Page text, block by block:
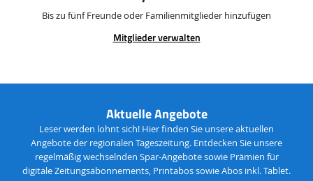
Bis zu fünf Freunde oder Familienmitglieder hinzufügen
Mitglieder verwalten
Aktuelle Angebote
Leser werden lohnt sich! Hier finden Sie unsere aktuellen
Angebote der regionalen Tageszeitung. Entdecken Sie unsere
regelmäßig wechselnden Spar-Angebote sowie Prämien für
digitale Zeitungsabonnements, Printabos sowie Abos inkl. Tablet.